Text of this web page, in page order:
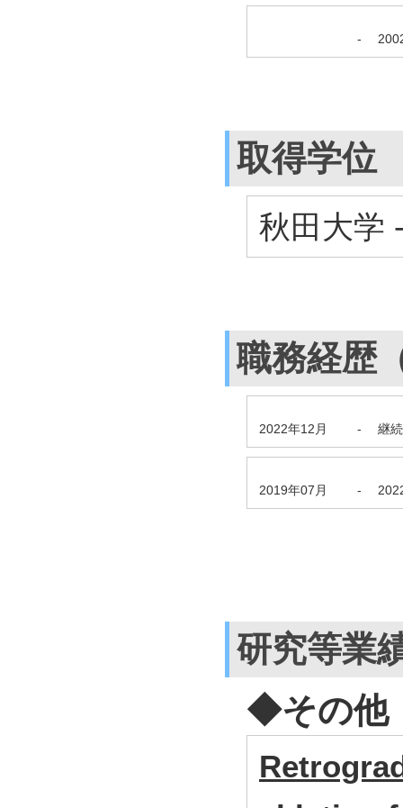
-
取得学位
秋田大学
職務経歴
2022年12月 - 継
2019年07月 -
研究等業
◆その他